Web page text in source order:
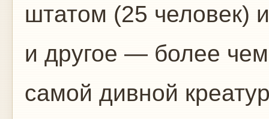
штатом (25 человек)
и другое — более
самой дивной